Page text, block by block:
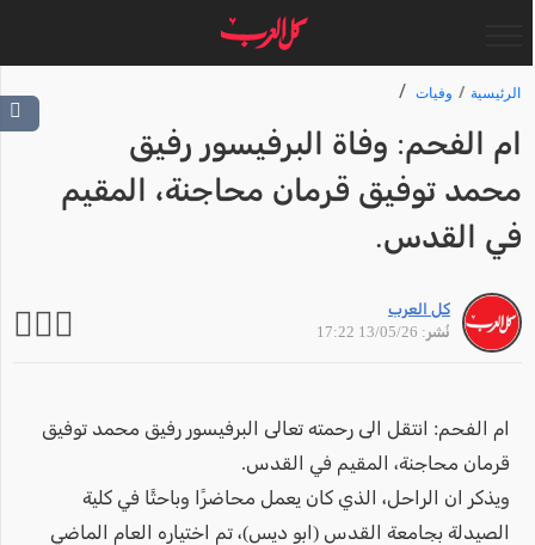
الرئيسية وفيات
ام الفحم: وفاة البرفيسور رفيق
محمد توفيق قرمان محاجنة، المقيم
في القدس.
كل العرب
نُشر: 13/05/26 17:22
ام الفحم: انتقل الى رحمته تعالى البرفيسور رفيق محمد توفيق
قرمان محاجنة، المقيم في القدس.
ويذكر ان الراحل، الذي كان يعمل محاضرًا وباحثًا في كلية
الصيدلة بجامعة القدس (ابو ديس)، تم اختياره العام الماضي